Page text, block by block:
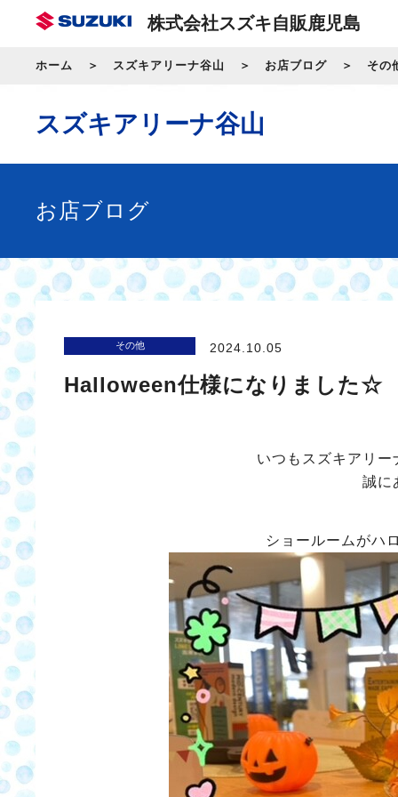
株式会社スズキ自販鹿児島
ホーム スズキアリーナ谷山 お店ブログ その
スズキアリーナ谷山
お店ブログ
その他 2024.10.05
Halloween仕様になりました☆
いつもスズキアリ
誠に
ショールームがハ